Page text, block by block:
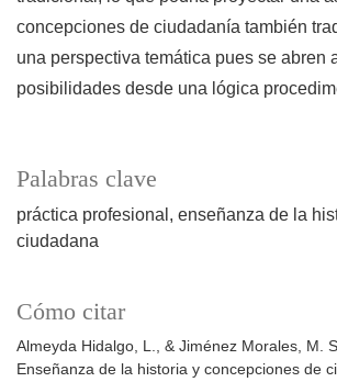
Palabras clave
práctica profesional enseñanza de la
ciudadana
Cómo citar
Almeyda Hidalgo, L., & Jiménez Morales, M.
Enseñanza de la historia y concepciones de
concepciones de ciudadanía también
una perspectiva temática pues se abren
posibilidades desde una lógica